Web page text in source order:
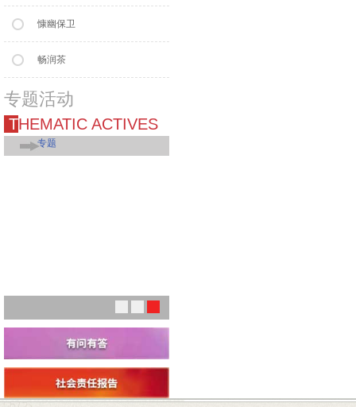
慷幽保卫
畅润茶
专题活动
THEMATIC ACTIVES
专题